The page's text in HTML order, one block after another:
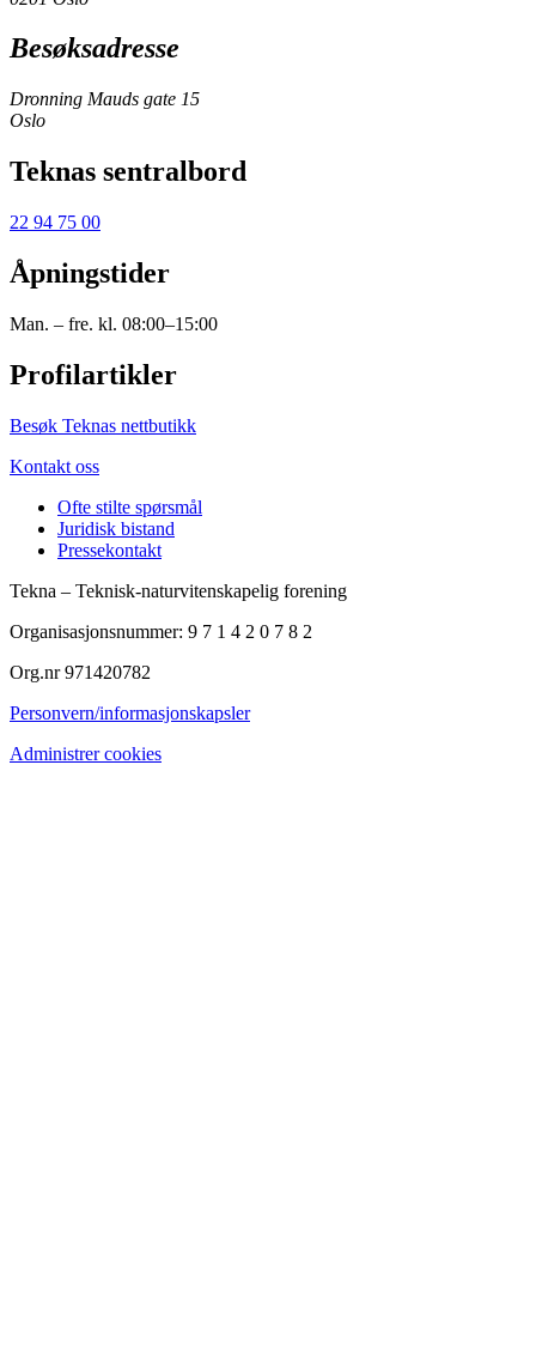
Besøksadresse
Dronning Mauds gate 15
Oslo
Teknas sentralbord
22 94 75 00
Åpningstider
Man. – fre. kl. 08:00–15:00
Profilartikler
Besøk Teknas nettbutikk
Kontakt oss
Ofte stilte spørsmål
Juridisk bistand
Pressekontakt
Tekna – Teknisk-naturvitenskapelig forening
Organisasjonsnummer: 9 7 1 4 2 0 7 8 2
Org.nr 971420782
Personvern/informasjonskapsler
Administrer cookies